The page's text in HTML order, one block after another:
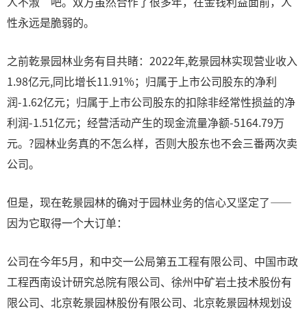
性永远是脆弱的。
之前乾景园林业务有目共睹：2022年,乾景园林实现营业收入
1.98亿元,同比增长11.91%；归属于上市公司股东的净利
润-1.62亿元；归属于上市公司股东的扣除非经常性损益的净
利润-1.51亿元；经营活动产生的现金流量净额-5164.79万
元。?园林业务真的不怎么样，否则大股东也不会三番两次卖
公司。
但是，现在乾景园林的确对于园林业务的信心又坚定了——
因为它取得一个大订单：
公司在今年5月，和中交一公局第五工程有限公司、中国市政
工程西南设计研究总院有限公司、徐州中矿岩土技术股份有
限公司、北京乾景园林股份有限公司、北京乾景园林规划设